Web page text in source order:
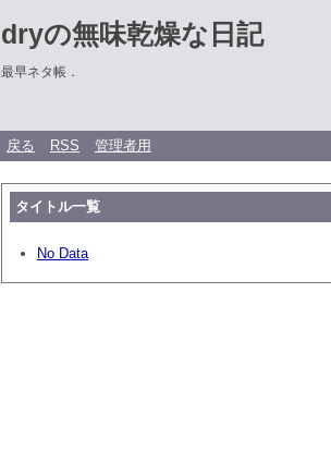
dryの無味乾燥な日記
最早ネタ帳．
戻る RSS 管理者用
タイトル一覧
No Data